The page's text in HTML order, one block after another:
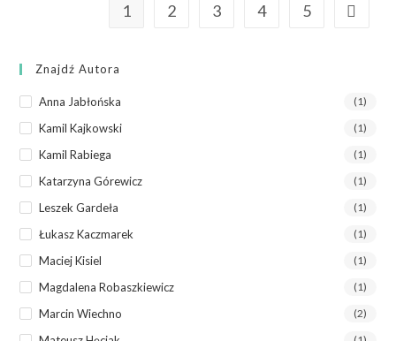
1 2 3 4 5
Znajdź Autora
Anna Jabłońska (1)
Kamil Kajkowski (1)
Kamil Rabiega (1)
Katarzyna Górewicz (1)
Leszek Gardeła (1)
Łukasz Kaczmarek (1)
Maciej Kisiel (1)
Magdalena Robaszkiewicz (1)
Marcin Wiechno (2)